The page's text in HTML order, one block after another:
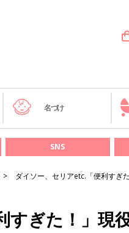
名づけ
SNS
ダイソー、セリアetc.「便利すぎ
ぎた！」現